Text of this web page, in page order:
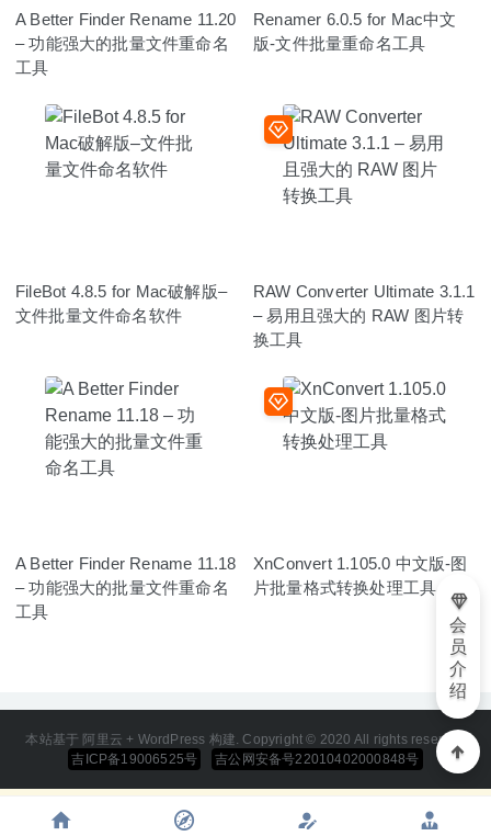
A Better Finder Rename 11.20
– 功能强大的批量文件重命名
工具
Renamer 6.0.5 for Mac中文
版-文件批量重命名工具
FileBot 4.8.5 for Mac破解版–
文件批量文件命名软件
RAW Converter Ultimate 3.1.1
– 易用且强大的 RAW 图片转
换工具
A Better Finder Rename 11.18
– 功能强大的批量文件重命名
工具
XnConvert 1.105.0 中文版-图
片批量格式转换处理工具
本站基于 阿里云 + WordPress 构建. Copyright © 2020 All rights reserved
吉ICP备19006525号
吉公网安备号22010402000848号
会
员
介
绍